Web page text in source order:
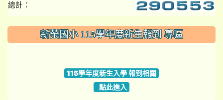
總計：
::: 新榮國小 115學年度新生報到 專區
115學年度新生入學 報到相關
點此進入